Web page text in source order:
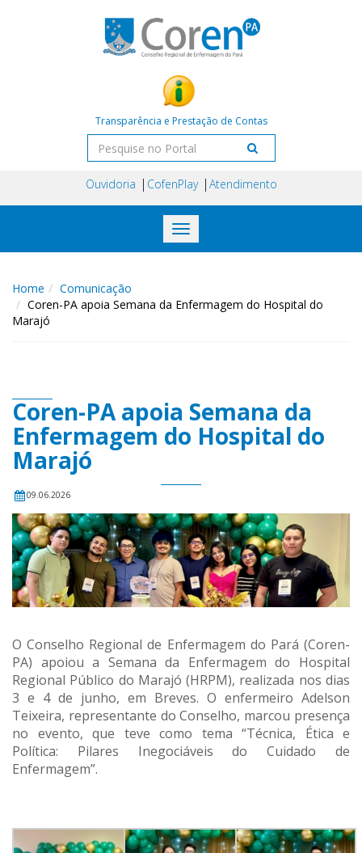
Transparência e Prestação de Contas
Ouvidoria CofenPlay Atendimento
Toggle
navigation
Home
Comunicação
Coren-PA apoia Semana da Enfermagem do Hospital do
Marajó
Coren-PA apoia Semana da
Enfermagem do Hospital do
Marajó
09.06.2026
O Conselho Regional de Enfermagem do Pará (Coren-
PA) apoiou a Semana da Enfermagem do Hospital
Regional Público do Marajó (HRPM), realizada nos dias
3 e 4 de junho, em Breves. O enfermeiro Adelson
Teixeira, representante do Conselho, marcou presença
no evento, que teve como tema “Técnica, Ética e
Política: Pilares Inegociáveis do Cuidado de
Enfermagem”.